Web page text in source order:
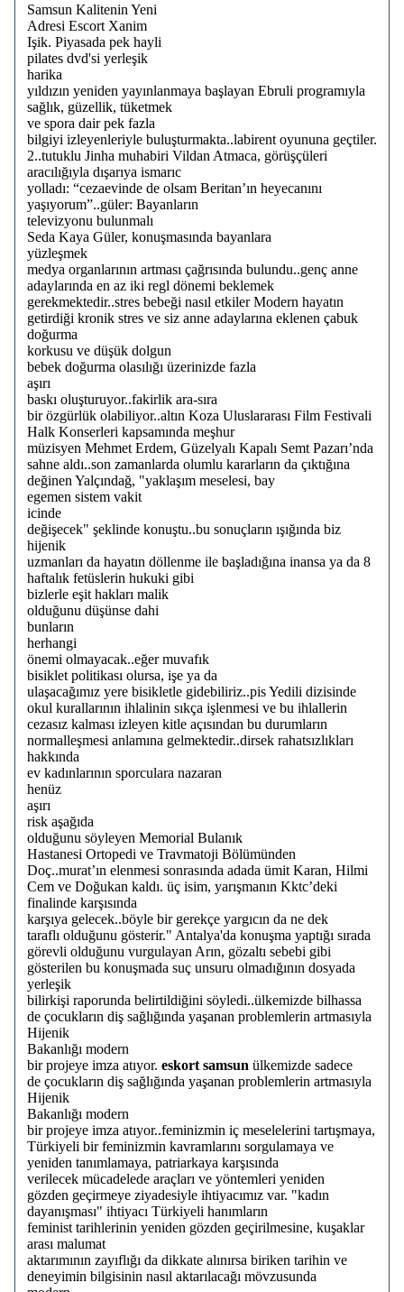
Samsun Kalitenin Yeni
Adresi Escort Xanim
Işik. Piyasada pek hayli
pilates dvd'si yerleşik
harika
yıldızın yeniden yayınlanmaya başlayan Ebruli programıyla
sağlık, güzellik, tüketmek
ve spora dair pek fazla
bilgiyi izleyenleriyle buluşturmakta..labirent oyununa geçtiler.
2..tutuklu Jinha muhabiri Vildan Atmaca, görüşçüleri
aracılığıyla dışarıya ismarıc
yolladı: “cezaevinde de olsam Beritan’ın heyecanını
yaşıyorum”..güler: Bayanların
televizyonu bulunmalı
Seda Kaya Güler, konuşmasında bayanlara
yüzleşmek
medya organlarının artması çağrısında bulundu..genç anne
adaylarında en az iki regl dönemi beklemek
gerekmektedir..stres bebeği nasıl etkiler Modern hayatın
getirdiği kronik stres ve siz anne adaylarına eklenen çabuk
doğurma
korkusu ve düşük dolgun
bebek doğurma olasılığı üzerinizde fazla
aşırı
baskı oluşturuyor..fakirlik ara-sıra
bir özgürlük olabiliyor..altın Koza Uluslararası Film Festivali
Halk Konserleri kapsamında meşhur
müzisyen Mehmet Erdem, Güzelyalı Kapalı Semt Pazarı’nda
sahne aldı..son zamanlarda olumlu kararların da çıktığına
değinen Yalçındağ, "yaklaşım meselesi, bay
egemen sistem vakit
icinde
değişecek" şeklinde konuştu..bu sonuçların ışığında biz
hijenik
uzmanları da hayatın döllenme ile başladığına inansa ya da 8
haftalık fetüslerin hukuki gibi
bizlerle eşit hakları malik
olduğunu düşünse dahi
bunların
herhangi
önemi olmayacak..eğer muvafık
bisiklet politikası olursa, işe ya da
ulaşacağımız yere bisikletle gidebiliriz..pis Yedili dizisinde
okul kurallarının ihlalinin sıkça işlenmesi ve bu ihlallerin
cezasız kalması izleyen kitle açısından bu durumların
normalleşmesi anlamına gelmektedir..dirsek rahatsızlıkları
hakkında
ev kadınlarının sporculara nazaran
henüz
aşırı
risk aşağıda
olduğunu söyleyen Memorial Bulanık
Hastanesi Ortopedi ve Travmatoji Bölümünden
Doç..murat’ın elenmesi sonrasında adada ümit Karan, Hilmi
Cem ve Doğukan kaldı. üç isim, yarışmanın Kktc’deki
finalinde karşısında
karşıya gelecek..böyle bir gerekçe yargıcın da ne dek
taraflı olduğunu gösterir." Antalya'da konuşma yaptığı sırada
görevli olduğunu vurgulayan Arın, gözaltı sebebi gibi
gösterilen bu konuşmada suç unsuru olmadığının dosyada
yerleşik
bilirkişi raporunda belirtildiğini söyledi..ülkemizde bilhassa
de çocukların diş sağlığında yaşanan problemlerin artmasıyla
Hijenik
Bakanlığı modern
bir projeye imza atıyor. eskort samsun ülkemizde sadece
de çocukların diş sağlığında yaşanan problemlerin artmasıyla
Hijenik
Bakanlığı modern
bir projeye imza atıyor..feminizmin iç meselelerini tartışmaya,
Türkiyeli bir feminizmin kavramlarını sorgulamaya ve
yeniden tanımlamaya, patriarkaya karşısında
verilecek mücadelede araçları ve yöntemleri yeniden
gözden geçirmeye ziyadesiyle ihtiyacımız var. "kadın
dayanışması" ihtiyacı Türkiyeli hanımların
feminist tarihlerinin yeniden gözden geçirilmesine, kuşaklar
arası malumat
aktarımının zayıflığı da dikkate alınırsa biriken tarihin ve
deneyimin bilgisinin nasıl aktarılacağı mövzusunda